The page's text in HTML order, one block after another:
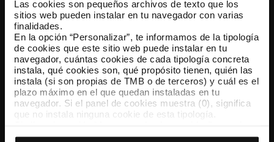
Las cookies son pequeños archivos de texto que los
sitios web pueden instalar en tu navegador con varias
finalidades.
En la opción “Personalizar”, te informamos de la tipología
de cookies que este sitio web puede instalar en tu
navegador, cuántas cookies de cada tipología concreta
instala, qué cookies son, qué propósito tienen, quién las
instala (si son propias de TMB o de terceros) y cuál es el
plazo máximo en el que quedan instaladas en tu
navegador. Si el panel de cookies muestra (0), significa
que no instala ninguna cookie de esta tipología.
que todas estas cookies se instalen en tu navegador.
TMB App
Descárgate TMB App y compra tus billetes
App Store Google Play